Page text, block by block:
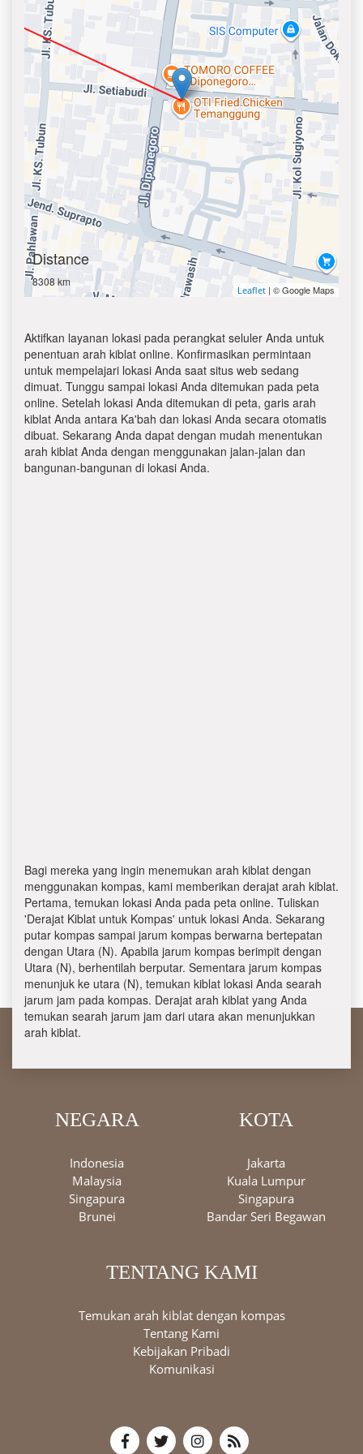
Distance
8308 km
Leaflet | © Google Maps
Aktifkan layanan lokasi pada perangkat seluler Anda untuk
penentuan arah kiblat online. Konfirmasikan permintaan
untuk mempelajari lokasi Anda saat situs web sedang
dimuat. Tunggu sampai lokasi Anda ditemukan pada peta
online. Setelah lokasi Anda ditemukan di peta, garis arah
kiblat Anda antara Ka'bah dan lokasi Anda secara otomatis
dibuat. Sekarang Anda dapat dengan mudah menentukan
arah kiblat Anda dengan menggunakan jalan-jalan dan
bangunan-bangunan di lokasi Anda.
Bagi mereka yang ingin menemukan arah kiblat dengan
menggunakan kompas, kami memberikan derajat arah kiblat.
Pertama, temukan lokasi Anda pada peta online. Tuliskan
'Derajat Kiblat untuk Kompas' untuk lokasi Anda. Sekarang
putar kompas sampai jarum kompas berwarna bertepatan
dengan Utara (N). Apabila jarum kompas berimpit dengan
Utara (N), berhentilah berputar. Sementara jarum kompas
menunjuk ke utara (N), temukan kiblat lokasi Anda searah
jarum jam pada kompas. Derajat arah kiblat yang Anda
temukan searah jarum jam dari utara akan menunjukkan
arah kiblat.
NEGARA
Indonesia
Malaysia
Singapura
Brunei
KOTA
Jakarta
Kuala Lumpur
Singapura
Bandar Seri Begawan
TENTANG KAMI
Temukan arah kiblat dengan kompas
Tentang Kami
Kebijakan Pribadi
Komunikasi